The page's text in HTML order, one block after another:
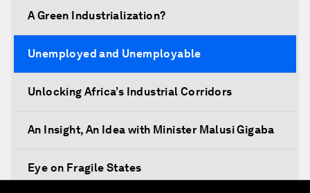
A Green Industrialization?
Unemployed and Unemployable
Unlocking Africa’s Industrial Corridors
An Insight, An Idea with Minister Malusi Gigaba
Eye on Fragile States